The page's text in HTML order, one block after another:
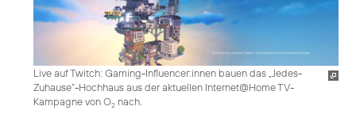
Live auf Twitch: Gaming-Influencer:innen bauen das „Jedes-
Zuhause“-Hochhaus aus der aktuellen Internet@Home TV-
Kampagne von O2 nach.